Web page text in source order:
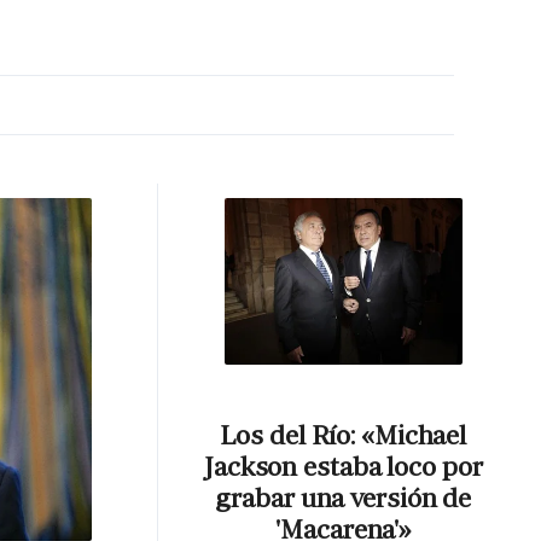
Los del Río: «Michael
Jackson estaba loco por
grabar una versión de
'Macarena'»